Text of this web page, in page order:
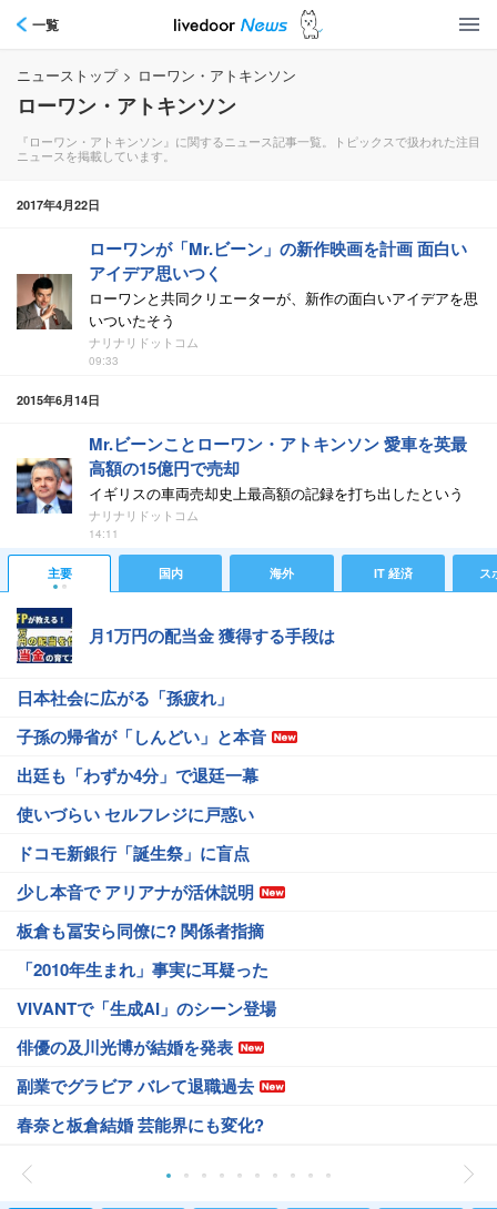
一覧
ニューストップ > ローワン・アトキンソン
ローワン・アトキンソン
『ローワン・アトキンソン』に関するニュース記事一覧。トピックスで扱われた注目
ニュースを掲載しています。
2017年4月22日
ローワンが「Mr.ビーン」の新作映画を計画 面白い
アイデア思いつく
ローワンと共同クリエーターが、新作の面白いアイデアを思
いついたそう
ナリナリドットコム
09:33
2015年6月14日
Mr.ビーンことローワン・アトキンソン 愛車を英最
高額の15億円で売却
イギリスの車両売却史上最高額の記録を打ち出したという
ナリナリドットコム
14:11
主要 国内 海外 IT 経済 ス
月1万円の配当金 獲得する手段は
日本社会に広がる「孫疲れ」
子孫の帰省が「しんどい」と本音
出廷も「わずか4分」で退廷一幕
使いづらい セルフレジに戸惑い
ドコモ新銀行「誕生祭」に盲点
少し本音で アリアナが活休説明
板倉も冨安ら同僚に? 関係者指摘
「2010年生まれ」事実に耳疑った
VIVANTで「生成AI」のシーン登場
俳優の及川光博が結婚を発表
副業でグラビア バレて退職過去
春奈と板倉結婚 芸能界にも変化?